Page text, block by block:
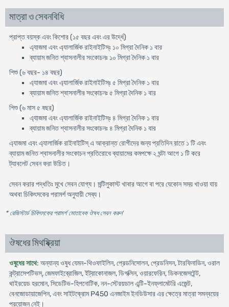
মাত্রা ও সেবনবিধি
প্রাপ্ত বয়স্ক এবং কিশোর (১৫ বছর এবং এর উর্দ্ধে)
এ্যাজমা এবং এ্যালার্জিক রাইনাইটিস্ঃ ১০ মিগ্রা দৈনিক ১ বার
ব্যায়াম জনিত শ্বাসনালীর সংকোচনঃ ১০ মিগ্রা দৈনিক ১ বার
শিশু (৬ বছর- ১৪ বছর)
এ্যাজমা এবং এ্যালার্জিক রাইনাইটিস্ঃ ৫ মিগ্রা দৈনিক ১ বার
ব্যায়াম জনিত শ্বাসনালীর সংকোচনঃ ৫ মিগ্রা দৈনিক ১ বার
শিশু (৬ মাস ৫ বছর)
এ্যাজমা এবং এ্যালার্জিক রাইনাইটিস্ঃ ৪ মিগ্রা দৈনিক ১ বার
ব্যায়াম জনিত শ্বাসনালীর সংকোচনঃ ৪ মিগ্রা দৈনিক ১ বার
এ্যাজমা এবং এ্যালার্জিক রাইনাইটিস্ এ আক্রান্ত রোগীদের জন্য প্রতিদিন রাতে ১ টি এবং
ব্যায়াম জনিত শ্বাসনালীর সংকোচন প্রতিরোধে ব্যায়ামের কমপক্ষে ২ ঘন্টা আগে ১ টি করে
ট্যাবলেট সেবন করা উচিত।
সেবন করার পদ্ধতিঃ মুখে সেবন যোগ্য। মন্টিলুকাস্ট খাবার আগে বা পরে যেকোন সময় খাওয়া যায়
অথবা চিকিৎসকের পরামর্শ অনুযায়ী সেব্য।
* রেজিস্টার্ড চিকিৎসকের পরামর্শ মোতাবেক ঔষধ সেবন করুন'
ঔষধের মিথষ্ক্রিয়া
ওষুধের সাথে: অন্যান্য ওষুধ যেমন-থিওফাইলিন, প্রেডনিসোলন, প্রেডনিসন, টারফিনাডিন, ওরাল
কন্ট্রাসেপটিভস্, জেমফাইব্রোজিল, ইট্রাকোনাজল, ডিগক্সিন, ওয়ারফেরিন, ডিকনজেসটেন্ট,
থাইরয়েড হরমোন, সিডেটিভ-হিপনোটিক, নন-স্টেরয়ডাল এন্টি-ইনফ্লামেটরি এজেন্ট,
বেনজোডায়াজেপিন, এবং সাইটক্রোম P450 এনজাইম ইনডিউসার এর ক্ষেত্রে মাত্রা সমন্বয়ের
প্রয়োজন নেই।